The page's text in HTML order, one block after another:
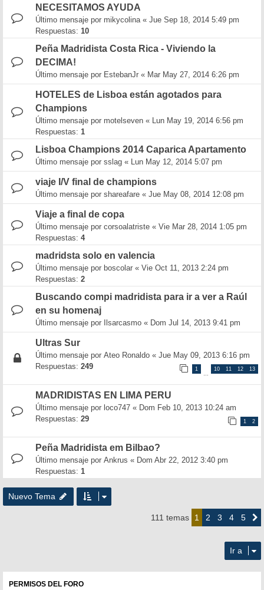
NECESITAMOS AYUDA
Último mensaje por mikycolina« Jue Sep 18, 2014 5:49 pm
Respuestas: 10
Peña Madridista Costa Rica - Viviendo la
DECIMA!
Último mensaje por EstebanJr « Mar May 27, 2014 6:26 pm
HOTELES de Lisboa están agotados para
Champions
Último mensaje por motelseven « Lun May 19, 2014 6:56 pm
Respuestas: 1
Lisboa Champions 2014 Caparica Apartamento
Último mensaje por sslag « Lun May 12, 2014 5:07 pm
viaje I/V final de champions
Último mensaje por shareafare « Jue May 08, 2014 12:08 pm
Viaje a final de copa
Último mensaje por corsoalatriste « Vie Mar 28, 2014 1:05 pm
Respuestas: 4
madridsta solo en valencia
Último mensaje por boscolar « Vie Oct 11, 2013 2:24 pm
Respuestas: 2
Buscando compi madridista para ir a ver a Raúl
en su homenaj
Último mensaje por Ilsarcasmo « Dom Jul 14, 2013 9:41 pm
Ultras Sur
Último mensaje por Ateo Ronaldo « Jue May 09, 2013 6:16 pm
Respuestas: 249 1
…
10 11 12 13
MADRIDISTAS EN LIMA PERU
Último mensaje por loco747 « Dom Feb 10, 2013 10:24 am
Respuestas: 29 1 2
Peña Madridista em Bilbao?
Último mensaje por Ankrus « Dom Abr 22, 2012 3:40 pm
Respuestas: 1
Nuevo Tema
111 temas 1 2 3 4 5
Ir a
PERMISOS DEL FORO